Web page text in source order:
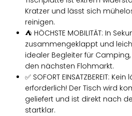
Kratzer und lässt sich
reinigen.
⛺ HÖCHSTE MOBILITÄT: In
zusammengeklappt und
idealer Begleiter für
den nächsten Flohmarkt.
✅ SOFORT EINSATZBEREIT:
erforderlich! Der Tisch wird
geliefert und ist direkt nach
startklar.